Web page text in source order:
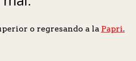
o regresando a la Papri.